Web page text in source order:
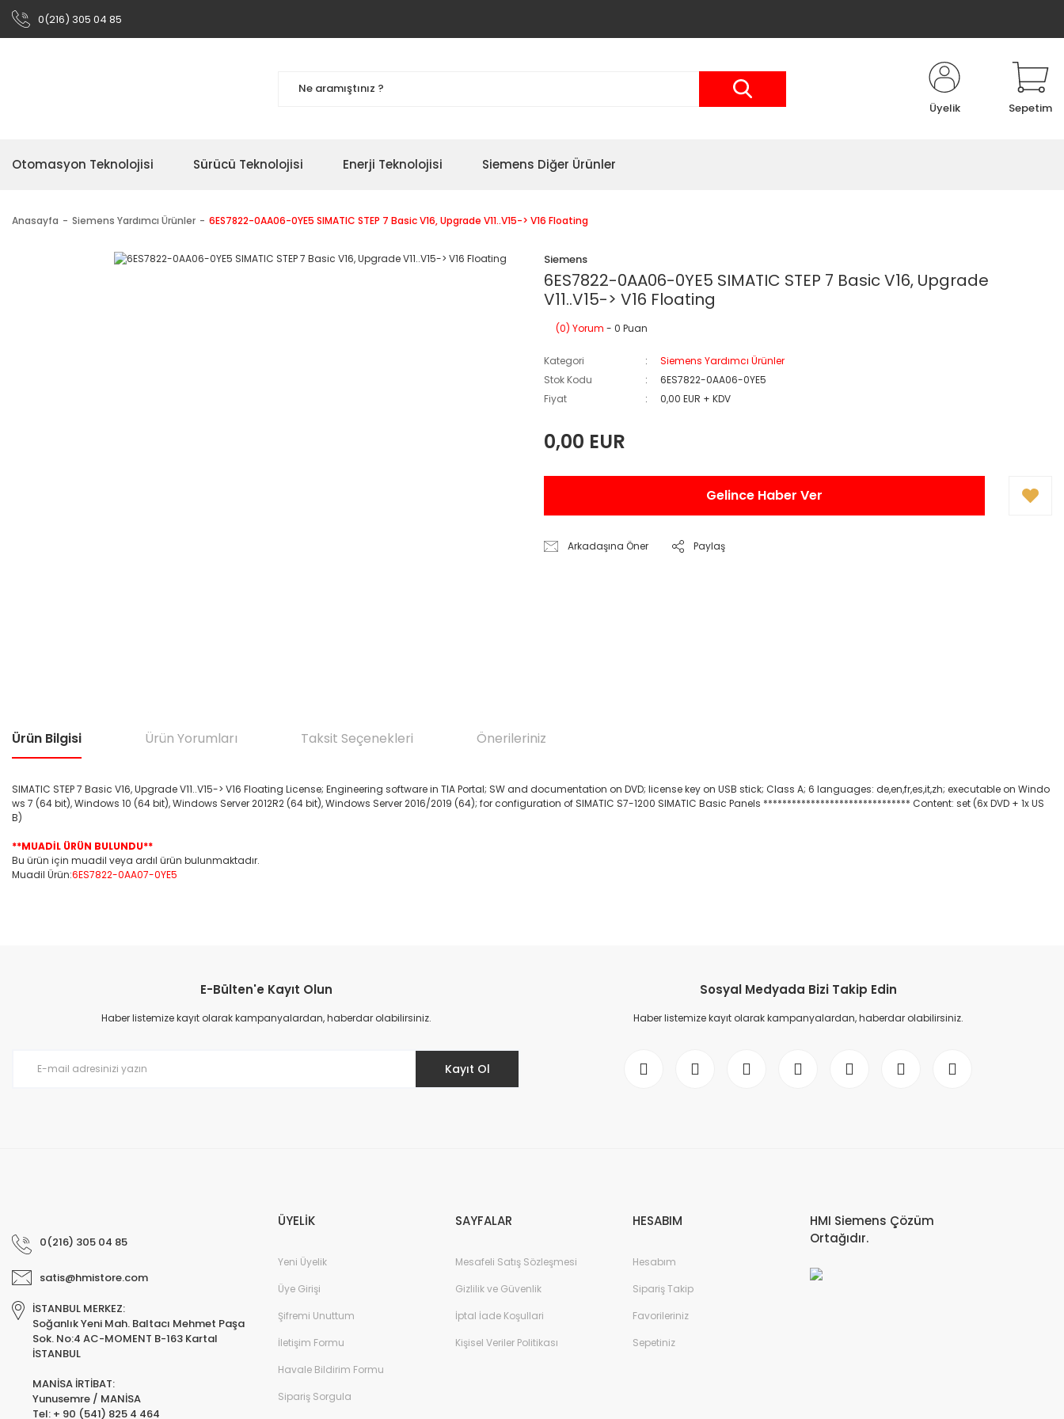
0(216) 305 04 85
Üyelik Sepetim
Otomasyon Teknolojisi Sürücü Teknolojisi Enerji Teknolojisi Siemens Diğer Ürünler
Anasayfa Siemens Yardımcı Ürünler 6ES7822-0AA06-0YE5 SIMATIC STEP 7 Basic V16, Upgrade V11..V15-> V16 Floating
Siemens
6ES7822-0AA06-0YE5 SIMATIC STEP 7 Basic V16, Upgrade
V11..V15-> V16 Floating
(0) Yorum - 0 Puan
Kategori
Siemens Yardımcı Ürünler
Stok Kodu
6ES7822-0AA06-0YE5
Fiyat
0,00 EUR + KDV
0,00 EUR
Gelince Haber Ver
Arkadaşına Öner Paylaş
Ürün Bilgisi Ürün Yorumları Taksit Seçenekleri Önerileriniz
SIMATIC STEP 7 Basic V16, Upgrade V11..V15-> V16 Floating License; Engineering software in TIA Portal; SW and documentation on DVD; license key on USB stick; Class A; 6 languages: de,en,fr,es,it,zh; executable on Windo
ws 7 (64 bit), Windows 10 (64 bit), Windows Server 2012R2 (64 bit), Windows Server 2016/2019 (64); for configuration of SIMATIC S7-1200 SIMATIC Basic Panels ******************************* Content: set (6x DVD + 1x US
B)
**MUADİL ÜRÜN BULUNDU**
Bu ürün için muadil veya ardıl ürün bulunmaktadır.
Muadil Ürün:6ES7822-0AA07-0YE5
Ürün resmi kalitesiz, bozuk veya görüntülenemiyor.
Ürün açıklamasında eksik bilgiler bulunuyor.
E-Bülten'e Kayıt Olun
Haber listemize kayıt olarak kampanyalardan, haberdar olabilirsiniz.
Kayıt Ol
Sosyal Medyada Bizi Takip Edin
Haber listemize kayıt olarak kampanyalardan, haberdar olabilirsiniz.
0(216) 305 04 85
satis@hmistore.com
İSTANBUL MERKEZ:
Soğanlık Yeni Mah. Baltacı Mehmet Paşa
Sok. No:4 AC-MOMENT B-163 Kartal
İSTANBUL
MANİSA İRTİBAT:
Yunusemre / MANİSA
Tel: + 90 (541) 825 4 464
ÜYELİK
Yeni Üyelik
Üye Girişi
Şifremi Unuttum
İletişim Formu
Havale Bildirim Formu
Sipariş Sorgula
SAYFALAR
Mesafeli Satış Sözleşmesi
Gizlilik ve Güvenlik
İptal İade Koşullari
Kişisel Veriler Politikası
HESABIM
Hesabım
Sipariş Takip
Favorileriniz
Sepetiniz
HMI Siemens Çözüm
Ortağıdır.